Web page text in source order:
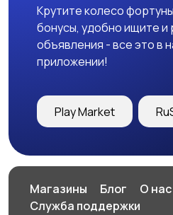
Крутите колесо
бонусы, удобно ищите
объявления - все это в
приложении!
Play Market
Магазины Блог О нас
Служба поддержки